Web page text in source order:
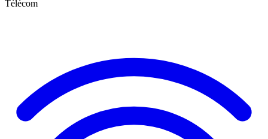
Télécom